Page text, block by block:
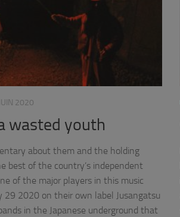
2020
wasted youth
about them and the holding
best of the country’s independent
of the major players in this music
29 2020 on their own label Jusangatsu
in the Japanese underground that